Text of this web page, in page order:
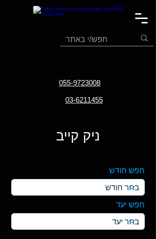
055-9723008
03-6211455
ניק קייב
חפש חודש
חפש יעד